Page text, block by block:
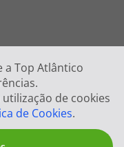
a Top Atlântico
de cookies
de Cookies.
Viagens e Turismo